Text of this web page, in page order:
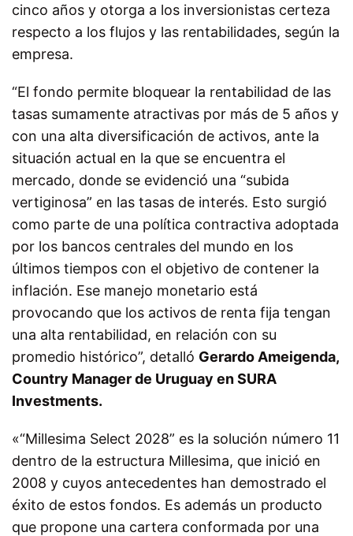
cinco años y otorga a los inversionistas certeza
respecto a los flujos y las rentabilidades, según la
empresa.
“El fondo permite bloquear la rentabilidad de las
tasas sumamente atractivas por más de 5 años y
con una alta diversificación de activos, ante la
situación actual en la que se encuentra el
mercado, donde se evidenció una “subida
vertiginosa” en las tasas de interés. Esto surgió
como parte de una política contractiva adoptada
por los bancos centrales del mundo en los
últimos tiempos con el objetivo de contener la
inflación. Ese manejo monetario está
provocando que los activos de renta fija tengan
una alta rentabilidad, en relación con su
promedio histórico”, detalló Gerardo Ameigenda,
Country Manager de Uruguay en SURA
Investments.
«“Millesima Select 2028” es la solución número 11
dentro de la estructura Millesima, que inició en
2008 y cuyos antecedentes han demostrado el
éxito de estos fondos. Es además un producto
que propone una cartera conformada por una